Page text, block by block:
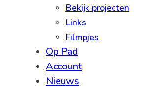
Bekijk projecten
Links
Filmpjes
Op Pad
Account
Nieuws